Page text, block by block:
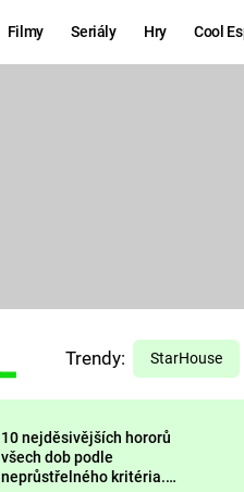
Filmy Seriály Hry Cool
PREDÁTOR
Trendy: StarHouse
10 nejděsivějších hororů
všech dob podle
neprůstřelného kritéria.